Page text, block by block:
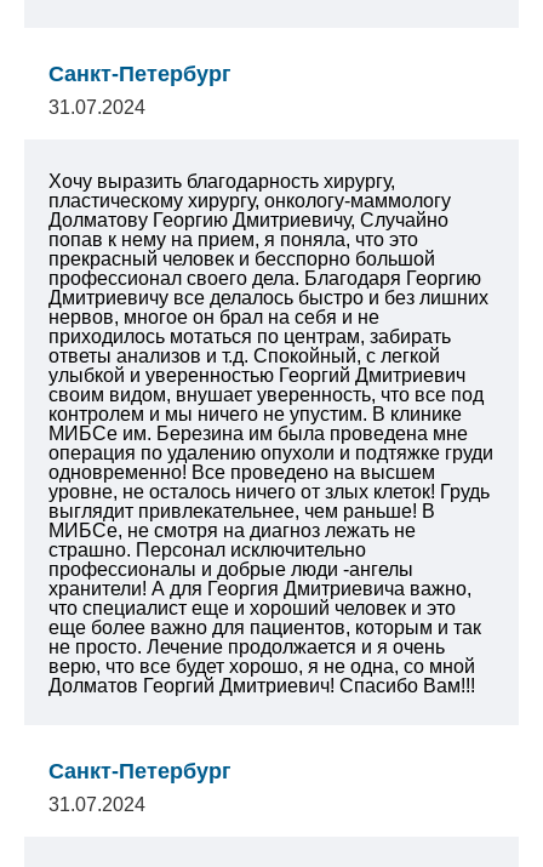
Санкт-Петербург
31.07.2024
Хочу выразить благодарность хирургу,
пластическому хирургу, онкологу-маммологу
Долматову Георгию Дмитриевичу, Случайно
попав к нему на прием, я поняла, что это
прекрасный человек и бесспорно большой
профессионал своего дела. Благодаря Георгию
Дмитриевичу все делалось быстро и без лишних
нервов, многое он брал на себя и не
приходилось мотаться по центрам, забирать
ответы анализов и т.д. Спокойный, с легкой
улыбкой и уверенностью Георгий Дмитриевич
своим видом, внушает уверенность, что все под
контролем и мы ничего не упустим. В клинике
МИБСе им. Березина им была проведена мне
операция по удалению опухоли и подтяжке груди
одновременно! Все проведено на высшем
уровне, не осталось ничего от злых клеток! Грудь
выглядит привлекательнее, чем раньше! В
МИБСе, не смотря на диагноз лежать не
страшно. Персонал исключительно
профессионалы и добрые люди -ангелы
хранители! А для Георгия Дмитриевича важно,
что специалист еще и хороший человек и это
еще более важно для пациентов, которым и так
не просто. Лечение продолжается и я очень
верю, что все будет хорошо, я не одна, со мной
Долматов Георгий Дмитриевич! Спасибо Вам!!!
Санкт-Петербург
31.07.2024